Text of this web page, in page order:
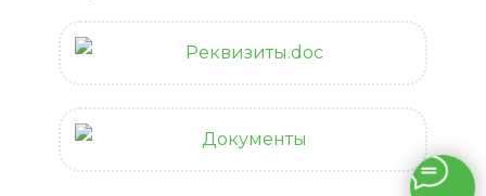
Реквизиты.doc
Документы